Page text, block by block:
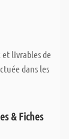
et livrables de
dans les
& Fiches